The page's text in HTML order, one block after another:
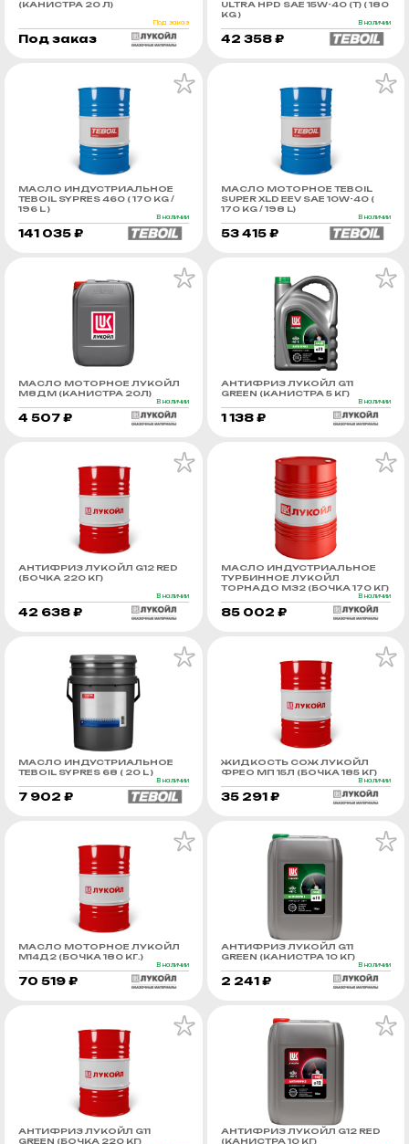
(КАНИСТРА 20 Л)
Под заказ
Под заказ
ULTRA HPD SAE 15W-40 (Т) ( 180
KG )
В наличии
42 358 ₽
МАСЛО ИНДУСТРИАЛЬНОЕ
TEBOIL SYPRES 460 ( 170 KG /
196 L )
В наличии
141 035 ₽
МАСЛО МОТОРНОЕ TEBOIL
SUPER XLD EEV SAE 10W-40 (
170 KG / 198 L)
В наличии
53 415 ₽
МАСЛО МОТОРНОЕ ЛУКОЙЛ
М8ДМ (КАНИСТРА 20Л)
В наличии
4 507 ₽
АНТИФРИЗ ЛУКОЙЛ G11
GREEN (КАНИСТРА 5 КГ)
В наличии
1 138 ₽
АНТИФРИЗ ЛУКОЙЛ G12 RED
(БОЧКА 220 КГ)
В наличии
42 638 ₽
МАСЛО ИНДУСТРИАЛЬНОЕ
ТУРБИННОЕ ЛУКОЙЛ
ТОРНАДО М32 (БОЧКА 170 КГ)
В наличии
85 002 ₽
МАСЛО ИНДУСТРИАЛЬНОЕ
TEBOIL SYPRES 68 ( 20 L )
В наличии
7 902 ₽
ЖИДКОСТЬ СОЖ ЛУКОЙЛ
ФРЕО МП 15Л (БОЧКА 185 КГ)
В наличии
35 291 ₽
МАСЛО МОТОРНОЕ ЛУКОЙЛ
М14Д2 (БОЧКА 180 КГ.)
В наличии
70 519 ₽
АНТИФРИЗ ЛУКОЙЛ G11
GREEN (КАНИСТРА 10 КГ)
В наличии
2 241 ₽
АНТИФРИЗ ЛУКОЙЛ G11
GREEN (БОЧКА 220 КГ)
АНТИФРИЗ ЛУКОЙЛ G12 RED
(КАНИСТРА 10 КГ)